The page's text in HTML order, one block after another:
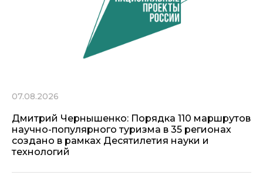
07.08.2026
Дмитрий Чернышенко: Порядка 110 маршрутов
научно-популярного туризма в 35 регионах
создано в рамках Десятилетия науки и
технологий